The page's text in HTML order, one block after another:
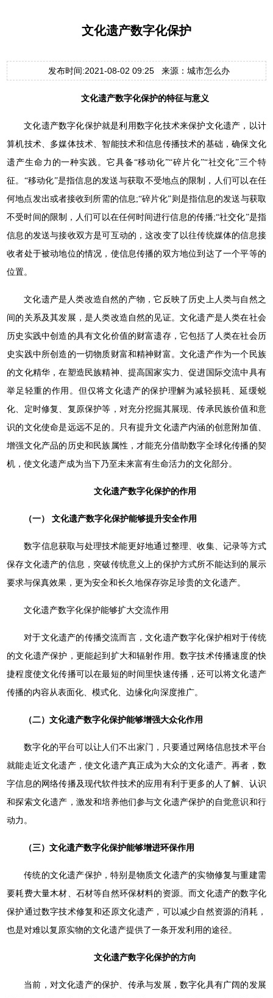
文化遗产数字化保护
发布时间:2021-08-02 09:25 来源：城市怎么办
文化遗产数字化保护的特征与意义
文化遗产数字化保护就是利用数字化技术来保护文化遗产，以计
算机技术、多媒体技术、智能技术和信息传播技术的基础，确保文化
遗产生命力的一种实践。它具备“移动化”“碎片化”“社交化”三个特
征。“移动化”是指信息的发送与获取不受地点的限制，人们可以在任
何地点发出或者接收到所需的信息;“碎片化”则是指信息的发送与获取
不受时间的限制，人们可以在任何时间进行信息的传播;“社交化”是指
信息的发送与接收双方是可互动的，这改变了以往传统媒体的信息接
收者处于被动地位的情况，使信息传播的双方地位到达了一个平等的
位置。
文化遗产是人类改造自然的产物，它反映了历史上人类与自然之
间的关系及其发展，是人类改造自然的见证。文化遗产是人类在社会
历史实践中创造的具有文化价值的财富遗存，它包括了人类在社会历
史实践中所创造的一切物质财富和精神财富。文化遗产作为一个民族
的文化精华，在塑造民族精神、提高国家实力、促进国际交流中具有
举足轻重的作用。但仅将文化遗产的保护理解为减轻损耗、延缓蜕
化、定时修复、复原保护等，对充分挖掘其展现、传承民族价值和意
识的文化使命是远远不足的。只有提升文化遗产内涵的创意附加值、
增强文化产品的历史和民族属性，才能充分借助数字全球化传播的契
机，使文化遗产成为当下乃至未来富有生命活力的文化部分。
文化遗产数字化保护的作用
（一） 文化遗产数字化保护能够提升安全作用
数字信息获取与处理技术能更好地通过整理、收集、记录等方式
保存文化遗产的信息，突破传统意义上的保护方式所不能达到的展示
要求与保真效果，更为安全和长久地保存弥足珍贵的文化遗产。
文化遗产数字化保护能够扩大交流作用
对于文化遗产的传播交流而言，文化遗产数字化保护相对于传统
的文化遗产保护，更能起到扩大和辐射作用。数字技术传播速度的快
捷程度使文化传播可以在最短的时间里快速传播，还可以将文化遗产
传播的内容从表面化、模式化、边缘化向深度推广。
（二）文化遗产数字化保护能够增强大众化作用
数字化的平台可以让人们不出家门，只要通过网络信息技术平台
就能走近文化遗产，使文化遗产真正成为大众的文化遗产。再者，数
字信息的网络传播及现代软件技术的应用有利于更多的人了解、认识
和探索文化遗产，激发和培养他们参与文化遗产保护的自觉意识和行
动力。
（三）文化遗产数字化保护能够增进环保作用
传统的文化遗产保护，特别是物质文化遗产的实物修复与重建需
要耗费大量木材、石材等自然环保材料的资源。而文化遗产的数字化
保护通过数字技术修复和还原文化遗产，可以减少自然资源的消耗，
也是对难以复原实物的文化遗产提供了一条开发利用的途径。
文化遗产数字化保护的方向
当前，对文化遗产的保护、传承与发展，数字化具有广阔的发展